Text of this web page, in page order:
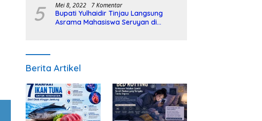
5 Mei 8, 2022 7 Komentar
Bupati Yulhaidir Tinjau Langsung
Asrama Mahasiswa Seruyan di
Berita Artikel